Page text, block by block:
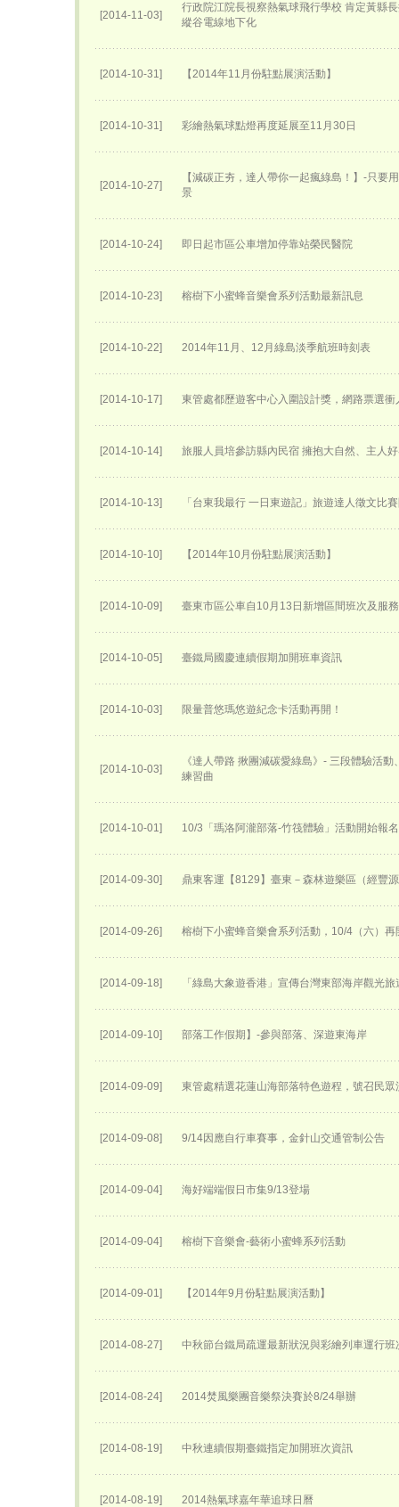
[2014-11-03]
行政院江院長視察熱氣球飛行學校 肯定黃縣
縱谷電線地下化
[2014-10-31] 【2014年11月份駐點展演活動】
[2014-10-31] 彩繪熱氣球點燈再度延展至11月30日
[2014-10-27]
【減碳正夯，達人帶你一起瘋綠島！】-只要
景
[2014-10-24] 即日起市區公車增加停靠站榮民醫院
[2014-10-23] 榕樹下小蜜蜂音樂會系列活動最新訊息
[2014-10-22] 2014年11月、12月綠島淡季航班時刻表
[2014-10-17] 東管處都歷遊客中心入圍設計獎，網路票選衝
[2014-10-14] 旅服人員培參訪縣內民宿 擁抱大自然、主人
[2014-10-13] 「台東我最行 一日東遊記」旅遊達人徵文比
[2014-10-10] 【2014年10月份駐點展演活動】
[2014-10-09] 臺東市區公車自10月13日新增區間班次及服
[2014-10-05] 臺鐵局國慶連續假期加開班車資訊
[2014-10-03] 限量普悠瑪悠遊紀念卡活動再開！
[2014-10-03]
《達人帶路 揪團減碳愛綠島》- 三段體驗活
練習曲
[2014-10-01] 10/3「瑪洛阿瀧部落-竹筏體驗」活動開始報
[2014-09-30] 鼎東客運【8129】臺東－森林遊樂區（經豐
[2014-09-26] 榕樹下小蜜蜂音樂會系列活動，10/4（六）再
[2014-09-18] 「綠島大象遊香港」宣傳台灣東部海岸觀光
[2014-09-10] 部落工作假期】-參與部落、深遊東海岸
[2014-09-09] 東管處精選花蓮山海部落特色遊程，號召民
[2014-09-08] 9/14因應自行車賽事，金針山交通管制公告
[2014-09-04] 海好端端假日市集9/13登場
[2014-09-04] 榕樹下音樂會-藝術小蜜蜂系列活動
[2014-09-01] 【2014年9月份駐點展演活動】
[2014-08-27] 中秋節台鐵局疏運最新狀況與彩繪列車運行班
[2014-08-24] 2014焚風樂團音樂祭決賽於8/24舉辦
[2014-08-19] 中秋連續假期臺鐵指定加開班次資訊
[2014-08-19] 2014熱氣球嘉年華追球日曆